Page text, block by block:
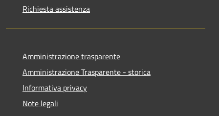
Richiesta assistenza
Amministrazione trasparente
Amministrazione Trasparente - storica
Informativa privacy
Note legali